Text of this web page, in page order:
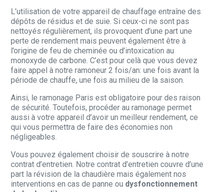
L’utilisation de votre appareil de chauffage entraîne des
dépôts de résidus et de suie. Si ceux-ci ne sont pas
nettoyés régulièrement, ils provoquent d’une part une
perte de rendement mais peuvent également être à
l’origine de feu de cheminée ou d’intoxication au
monoxyde de carbone. C’est pour celà que vous devez
faire appel à notre ramoneur 2 fois/an: une fois avant la
période de chauffe, une fois au milieu de la saison.
Ainsi, le ramonage Paris est obligatoire pour des raison
de sécurité. Toutefois, procéder au ramonage permet
aussi à votre appareil d’avoir un meilleur rendement, ce
qui vous permettra de faire des économies non
négligeables.
Vous pouvez également choisir de souscrire à notre
contrat d’entretien. Notre contrat d’entretien couvre d’une
part la révision de la chaudière mais également nos
interventions en cas de panne ou dysfonctionnement